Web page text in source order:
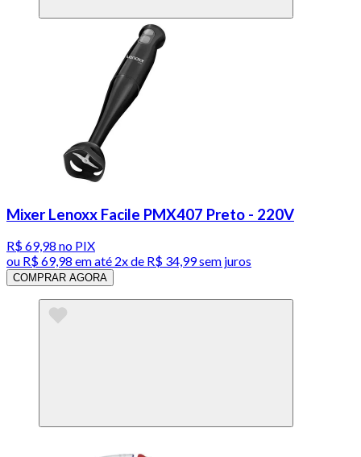
Mixer Lenoxx Facile PMX407 Preto - 220V
R$ 69,98 no PIX
ou R$ 69,98 em até 2x de R$ 34,99 sem juros
COMPRAR AGORA